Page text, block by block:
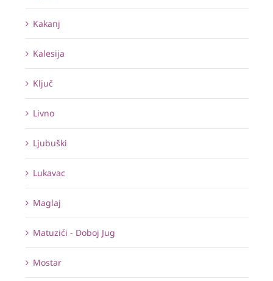
Kakanj
Kalesija
Ključ
Livno
Ljubuški
Lukavac
Maglaj
Matuzići - Doboj Jug
Mostar